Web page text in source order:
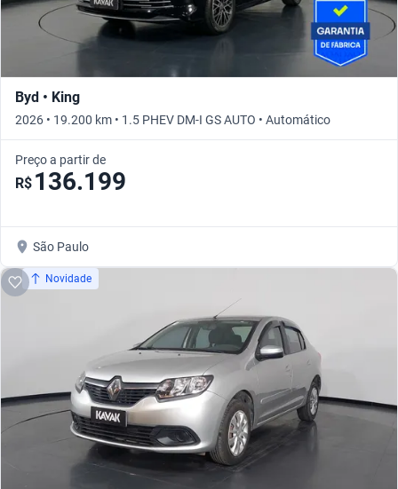
Byd • King
2026 • 19.200 km • 1.5 PHEV DM-I GS AUTO • Automático
Preço a partir de
R$ 136.199
São Paulo
Novidade